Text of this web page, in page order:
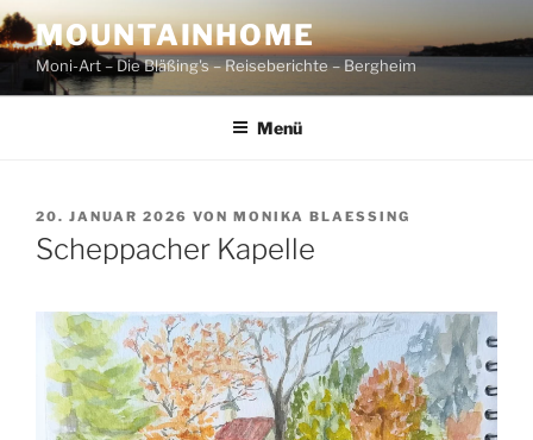
Zum
Inhalt
springen
MOUNTAINHOME
Moni-Art – Die Bläßing's – Reiseberichte – Bergheim
Menü
VERÖFFENTLICHT
AM
20. JANUAR 2026 VON MONIKA BLAESSING
Scheppacher Kapelle